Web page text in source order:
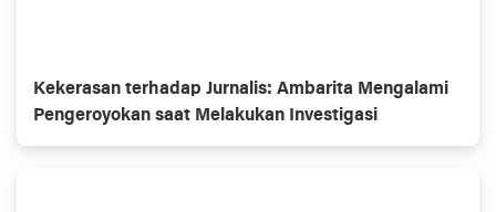
Kekerasan terhadap Jurnalis: Ambarita Mengalami
Pengeroyokan saat Melakukan Investigasi